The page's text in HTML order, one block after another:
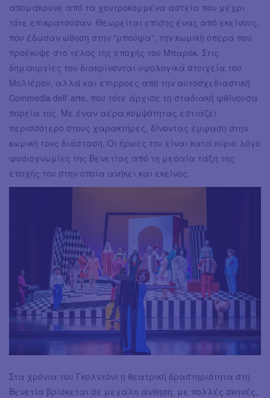
απομάκρυνε από τα χοντροκομμένα αστεία που μέχρι
τότε επικρατούσαν. Θεωρείται επίσης ένας από εκείνους,
που έδωσαν ώθηση στην “μπούφα”, την κωμική όπερα που
προέκυψε στο τέλος της εποχής του Μπαρόκ. Στις
δημιουργίες του διακρίνονται υφολογικά στοιχεία του
Μολιέρου, αλλά και επιρροές από την αυτοσχεδιαστική
Commedia dell' arte, που τότε άρχισε τη σταδιακή φθίνουσα
πορεία της. Με έναν αέρα κομψότητας εστιάζει
περισσότερο στους χαρακτήρες, δίνοντας έμφαση στην
κωμική τους διάσταση. Οι ήρωες του είναι κατά κύριο λόγο
φυσιογνωμίες της Βενετίας από τη μεσαία τάξη της
εποχής του στην οποία ανήκει και εκείνος.
Στα χρόνια του Γκολντόνι η θεατρική δραστηριότητα στη
Βενετία βρίσκεται σε μεγάλη άνθηση, με πολλές σκηνές,